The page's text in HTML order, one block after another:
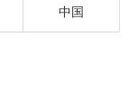
中国